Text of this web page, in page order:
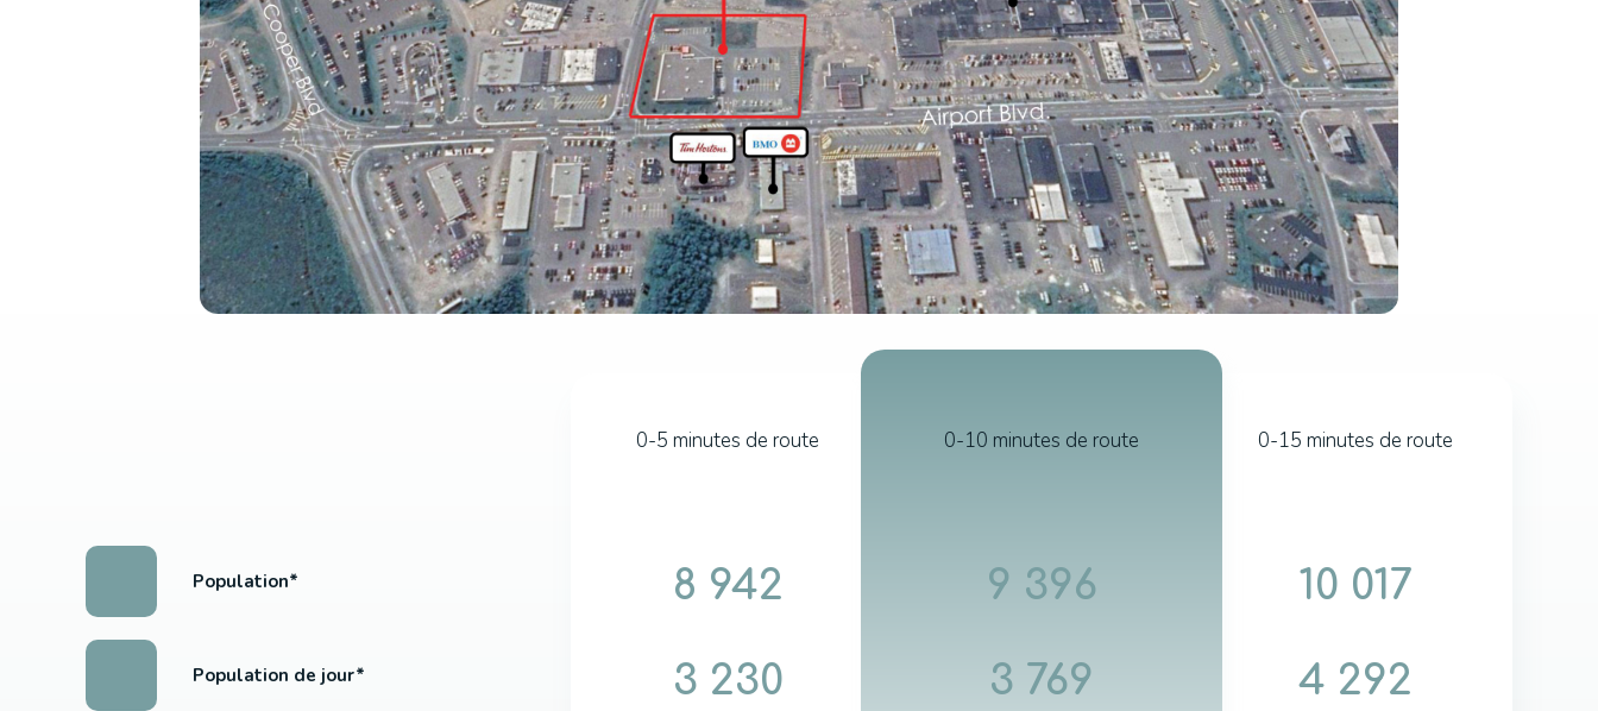
Population*
Population de jour*
0-5 minutes de route
8 942
3 230
0-10 minutes de route
9 396
3 769
0-15 minutes de route
10 017
4 292